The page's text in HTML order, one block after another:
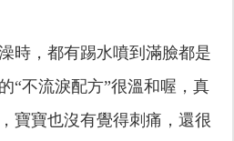
時，都有踢水噴到滿臉都是
“不流淚配方”很溫和喔，真
寶寶也沒有覺得刺痛，還很